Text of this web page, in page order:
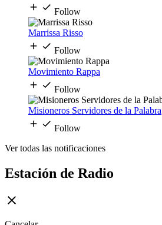
Follow
Marrissa Risso
Follow
Movimiento Rappa
Follow
Misioneros Servidores de la Palabra
Follow
Ver todas las notificaciones
Estación de Radio